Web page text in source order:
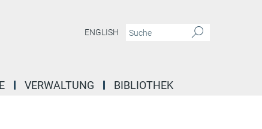
ENGLISH
VERWALTUNG BIBLIOTHEK